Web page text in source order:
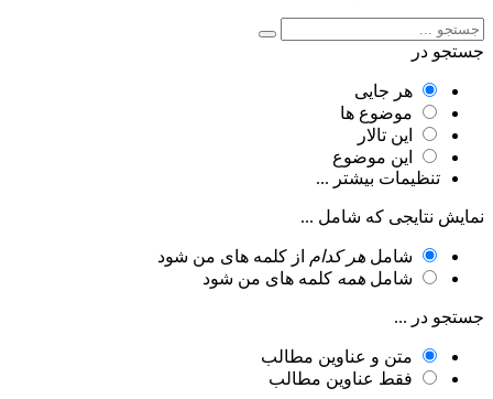
جستجو در
هر جایی
موضوع ها
این تالار
این موضوع
تنظیمات بیشتر ...
نمایش نتایجی که شامل ...
شامل هر کدام از کلمه های من شود
شامل همه کلمه های من شود
جستجو در ...
متن و عناوین مطالب
فقط عناوین مطالب